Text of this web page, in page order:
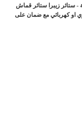
- ستائر زيبرا ستائر قماش
او كهربائي مع ضمان على